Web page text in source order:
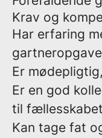
Krav og
Har erfaring
Er
Er en god
til fællesskabet
Kan tage fat